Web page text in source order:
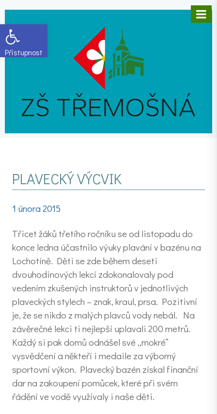
Open toolbar
PLAVECKÝ VÝCVIK
1 února 2015
Třicet žáků třetího ročníku se od listopadu do
konce ledna účastnilo výuky plavání v bazénu na
Lochotíně. Děti se zde během deseti
dvouhodinových lekcí zdokonalovaly pod
vedením zkušených instruktorů v jednotlivých
plaveckých stylech – znak, kraul, prsa. Pozitivní
je, že se nikdo z malých plavců vody nebál. Na
závěrečné lekci ti nejlepší uplavali 200 metrů.
Každý si pak domů odnášel své „mokré“
vysvědčení a někteří i medaile za výborný
sportovní výkon. Plavecký bazén získal finanční
dar na zakoupení pomůcek, které při svém
řádění ve vodě využívaly i naše děti.